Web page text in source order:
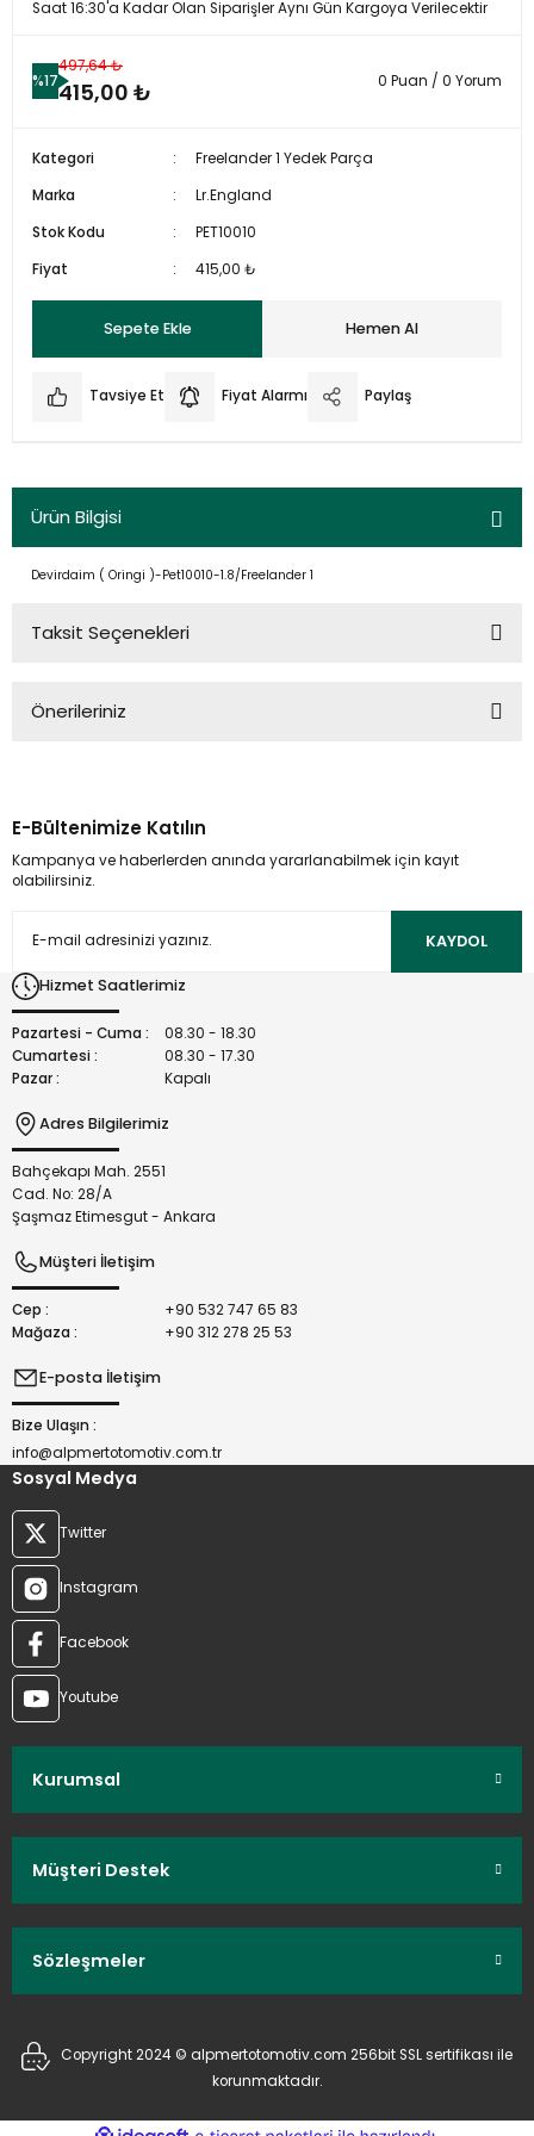
Saat 16:30'a Kadar Olan Siparişler Aynı Gün Kargoya Verilecektir
%17
497,64 ₺
415,00 ₺ 0 Puan / 0 Yorum
Kategori
Freelander 1 Yedek Parça
Marka
Lr.England
Stok Kodu
PET10010
Fiyat
415,00 ₺
Sepete Ekle Hemen Al
Tavsiye Et Fiyat Alarmı Paylaş
Ürün Bilgisi
Devirdaim ( Oringi )-Pet10010-1.8/Freelander 1
Taksit Seçenekleri
Önerileriniz
kullanarak tarafımıza iletebilirsiniz.
Görüş ve önerileriniz için teşekkür ederiz.
Ürün açıklamasında eksik bilgiler bulunuyor.
Bu ürüne benzer farklı alternatifler olmalı.
E-Bültenimize Katılın
Kampanya ve haberlerden anında yararlanabilmek için kayıt
olabilirsiniz.
KAYDOL
Hizmet Saatlerimiz
Pazartesi - Cuma :
08.30 - 18.30
Cumartesi :
08.30 - 17.30
Pazar :
Kapalı
Adres Bilgilerimiz
Bahçekapı Mah. 2551
Cad. No: 28/A
Şaşmaz Etimesgut - Ankara
Müşteri İletişim
Cep :
+90 532 747 65 83
Mağaza :
+90 312 278 25 53
E-posta İletişim
Bize Ulaşın :
info@alpmertotomotiv.com.tr
Sosyal Medya
Twitter
Instagram
Facebook
Youtube
Kurumsal
Müşteri Destek
Sözleşmeler
Copyright 2024 © alpmertotomotiv.com 256bit SSL sertifikası ile
korunmaktadır.